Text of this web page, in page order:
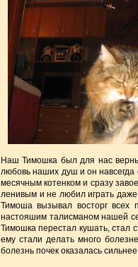
Наш Тимошка был для нас
любовь наших душ и он
месячным котенком и сразу
ленивым и не любил играть
Тимоша вызывал восторг всех
настояшим талисманом нашей
Тимошка перестал кушать, стал
ему стали делать много
болезнь почек оказалась